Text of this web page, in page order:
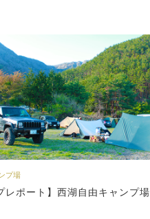
プ場
レポート】西湖自由キャンプ場